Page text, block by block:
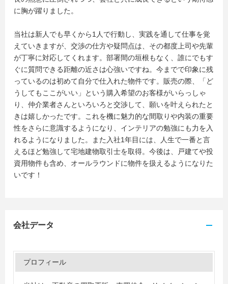
に胸が躍りました。
当社は新人でも早くから1人で行動し、実践を通して仕事を覚
えていきますが、交渉の仕方や疑問点は、その都度上司や先輩
が丁寧に対応してくれます。部署間の垣根もなく、誰にでもす
ぐに質問できる距離の近さは心強いですね。今までで印象に残
っているのは初めて自分で仕入れた物件です。販売の際、「ど
うしてもここがいい」という購入希望のお客様がいらっしゃ
り、仲介業者さんといろいろと交渉して、願いを叶えられたと
きは嬉しかったです。これを機に魅力的な間取りや内装の重要
性をさらに意識するようになり、インテリアの勉強にも力を入
れるようになりました。また入社1年目には、人生で一番と言
えるほど勉強して宅地建物取引士を取得。今後は、戸建てや投
資用物件も含め、オールラウンドに物件を扱えるようになりた
いです！
会社データ
プロフィール